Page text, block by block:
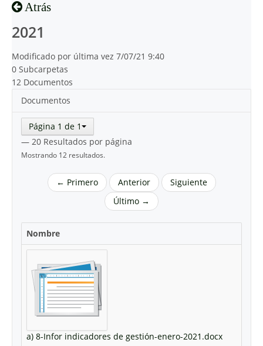
Atrás
2021
Modificado por última vez 7/07/21 9:40
0 Subcarpetas
12 Documentos
Documentos
Página 1 de 1
— 20 Resultados por página
Mostrando 12 resultados.
← Primero Anterior
Siguiente
Último →
Nombre
a) 8-Infor indicadores de gestión-enero-2021.docx